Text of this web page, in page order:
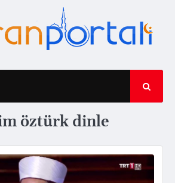
öztürk dinle